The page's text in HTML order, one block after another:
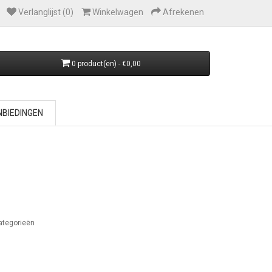
Verlanglijst (0) Winkelwagen Afrekenen
0 product(en) - €0,00